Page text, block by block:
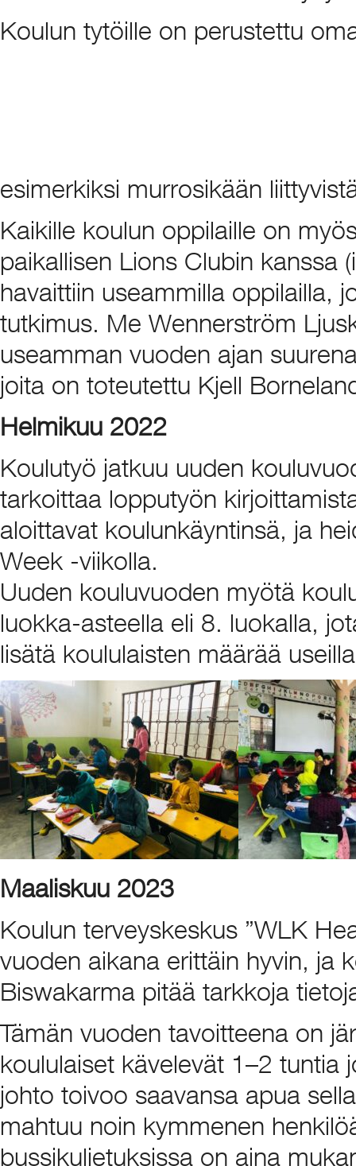
Koulun tytöille on perustettu
esimerkiksi murrosikään
Kaikille koulun oppilaille on
paikallisen Lions Clubin kanssa
havaittiin useammilla oppilailla,
tutkimus. Me Wennerström
useamman vuoden ajan
joita on toteutettu Kjell
Helmikuu 2022
Koulutyö jatkuu uuden
tarkoittaa lopputyön
aloittavat koulunkäyntinsä, ja
Week -viikolla.
Uuden kouluvuoden myötä
luokka-asteella eli 8. luokalla,
lisätä koululaisten määrää
Maaliskuu 2023
Koulun terveyskeskus ”WLK
vuoden aikana erittäin hyvin, ja
Biswakarma pitää tarkkoja
Tämän vuoden tavoitteena on
koululaiset kävelevät 1–2 tuntia
johto toivoo saavansa apua
mahtuu noin kymmenen
bussikuljetuksissa on aina